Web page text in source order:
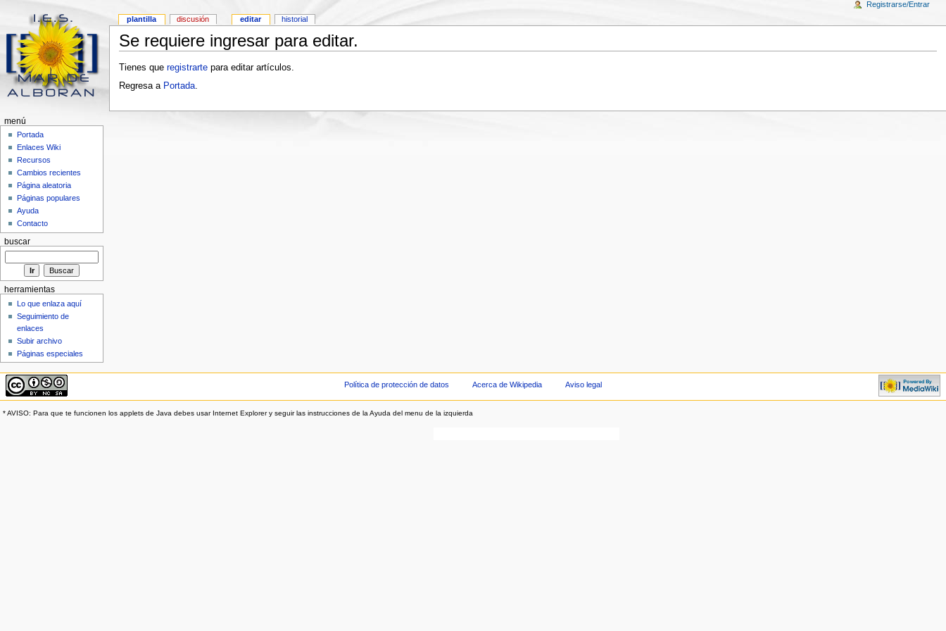
Se requiere ingresar para editar.
Tienes que registrartepara editar artículos.
Regresa a Portada.
plantilla discusión editar historial
Registrarse/Entrar
menú
Portada
Enlaces Wiki
Recursos
Cambios recientes
Página aleatoria
Páginas populares
Ayuda
Contacto
buscar
herramientas
Lo que enlaza aquí
Seguimiento de
enlaces
Subir archivo
Páginas especiales
Política de protección de datos Acerca de Wikipedia Aviso legal
* AVISO: Para que te funcionen los applets de Java debes usar Internet Explorer y seguir las instrucciones de la Ayuda del menu de la izquierda